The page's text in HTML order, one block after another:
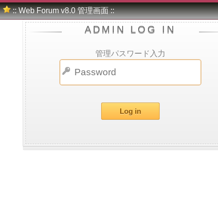
:: Web Forum v8.0 管理画面 ::
ADMIN LOG IN
管理パスワード入力